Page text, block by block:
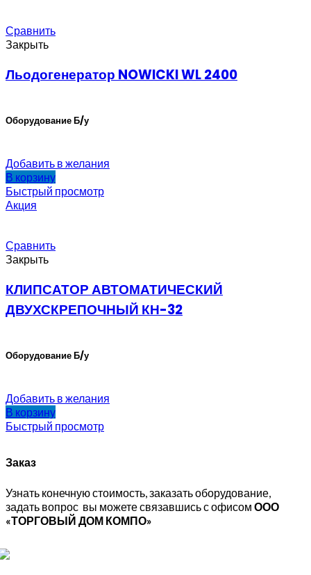
Сравнить
Закрыть
Льодогенератор NOWICKI WL 2400
Оборудование Б/у
Добавить в желания
В корзину
Быстрый просмотр
Акция
Сравнить
Закрыть
КЛИПСАТОР АВТОМАТИЧЕСКИЙ
ДВУХСКРЕПОЧНЫЙ КН-32
Оборудование Б/у
Добавить в желания
В корзину
Быстрый просмотр
Заказ
Узнать конечную стоимость, заказать оборудование,
задать вопрос вы можете связавшись с офисом ООО
«ТОРГОВЫЙ ДОМ КОМПО»